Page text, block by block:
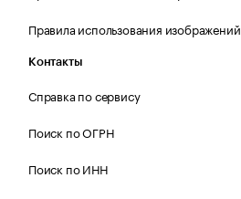
Правила использования изображений
Контакты
Справка по сервису
Поиск по ОГРН
Поиск по ИНН